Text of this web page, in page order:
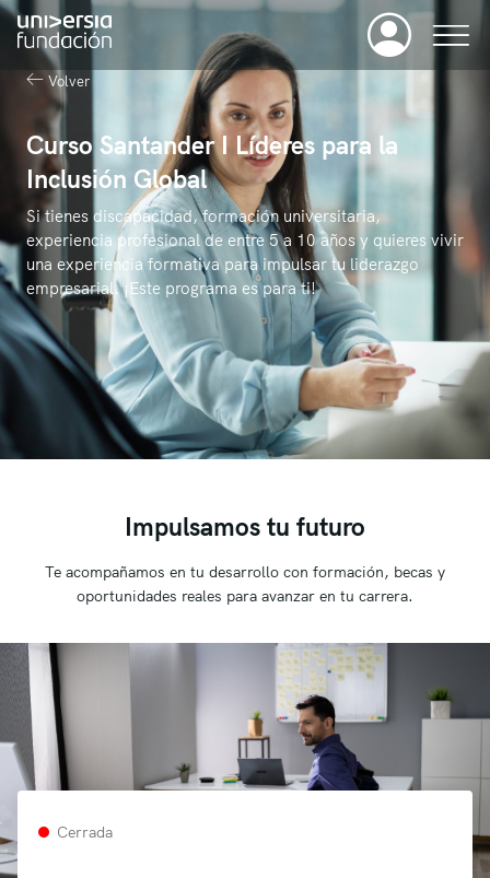
Volver
Curso Santander I Líderes para la
Inclusión Global
Si tienes discapacidad, formación universitaria,
experiencia profesional de entre 5 a 10 años y quieres vivir
una experiencia formativa para impulsar tu liderazgo
empresarial. ¡Este programa es para ti!
Impulsamos tu futuro
Te acompañamos en tu desarrollo con formación, becas y
oportunidades reales para avanzar en tu carrera.
Cerrada